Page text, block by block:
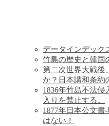
データインデック
竹島の歴史と韓国
第二次世界大戦後
か？日本講和条約
1836年竹島不法侵
入りを禁止する。
1877年日本公文
はない！